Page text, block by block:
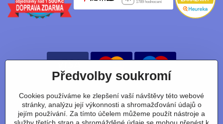
Nájdete nás taky na:
Facebook Instagram Youtube Tiktok
Předvolby soukromí
Cookies používáme ke zlepšení vaší návštěvy této webové
stránky, analýzu její výkonnosti a shromažďování údajů o
jejím používání. Za tímto účelem můžeme použít nástroje a